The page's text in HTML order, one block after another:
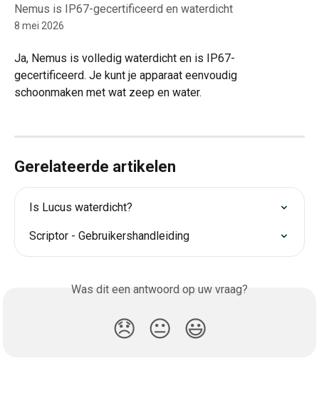
Nemus is IP67-gecertificeerd en waterdicht
8 mei 2026
Ja, Nemus is volledig waterdicht en is IP67-
gecertificeerd. Je kunt je apparaat eenvoudig
schoonmaken met wat zeep en water.
Gerelateerde artikelen
Is Lucus waterdicht?
Scriptor - Gebruikershandleiding
Was dit een antwoord op uw vraag?
😞 😐 😃